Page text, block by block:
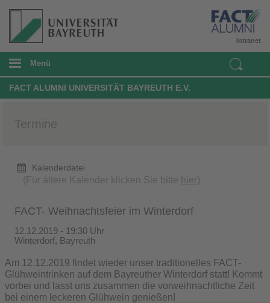
Intranet
Menü
FACT ALUMNI UNIVERSITÄT BAYREUTH E.V.
Termine
Kalenderdatei
(Für ältere Kalender klicken Sie bitte hier)
FACT- Weihnachtsfeier im Winterdorf
12.12.2019 - 19:30 Uhr
Winterdorf, Bayreuth
Am 12.12.2019 findet wieder unser traditionelles FACT-
Glühweintrinken auf dem Bayreuther Winterdorf statt! Kommt
vorbei und lasst uns zusammen die vorweihnachtliche Zeit
bei einem leckeren Glühwein genießen!